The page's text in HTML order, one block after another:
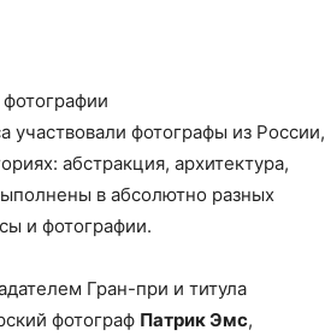
фотографы из России,
абстракция, архитектура,
в абсолютно разных
и фотографии.
Гран-при и титула
фотограф Патрик Эмс,